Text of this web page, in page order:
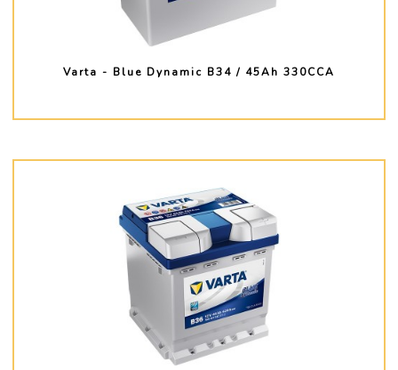
Varta - Blue Dynamic B34 / 45Ah 330CCA